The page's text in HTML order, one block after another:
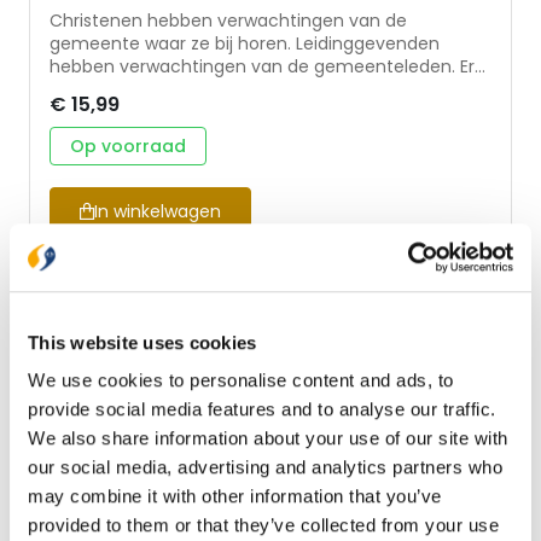
This website uses cookies
We use cookies to personalise content and ads, to
provide social media features and to analyse our traffic.
We also share information about your use of our site with
our social media, advertising and analytics partners who
may combine it with other information that you’ve
provided to them or that they’ve collected from your use
Christenen hebben verwachtingen van de
gemeente waar ze bij horen. Leidinggevenden
hebben verwachtingen van de gemeenteleden. Er
gemeente en die kunnen heel verschillend zijn. Wat
kan men voor elkaar betekenen? Wanneer wordt
het spannend? Vroeger lag er veel vast en was er
is van alles in beweging. De coronaperiode
versterkte ontwikkelingen die gaande waren. De
gemeente en jij helpt bij de bezinning en geeft
handreikingen. Het prikkelt om na te denken over de
eigen rol van de gemeenteleden en van hen die
volgende Bijbelse beelden: het lichaam van
en de bruid van Christus. Bezinning en bekering zijn
broodnodig, want de christelijke gemeente heeft
heel veel waarde: ze is van Gód. Over de auteur: Ds.
S.J. Verheij (1969) is predikant van de hervormde
gemeente van Sliedrecht. Eerder diende hij de
gemeenten van Vianen, Polsbroek en Vlist en
Barneveld.
€ 15,99
Op voorraad
In winkelwagen